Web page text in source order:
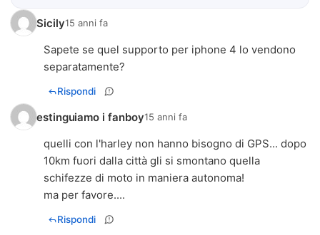
Sicily15 anni fa
Sapete se quel supporto per iphone 4 lo vendono
separatamente?
Rispondi
estinguiamo i fanboy15 anni fa
quelli con l'harley non hanno bisogno di GPS... dopo
10km fuori dalla città gli si smontano quella
schifezze di moto in maniera autonoma!
ma per favore....
Rispondi